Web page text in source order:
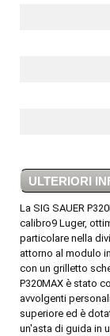
ULTERIORI
La SIG SAUER
calibro9 Luger,
particolare nella
attorno al modulo
con un grilletto
P320MAX è stato
avvolgenti
superiore ed è
un'asta di guida in